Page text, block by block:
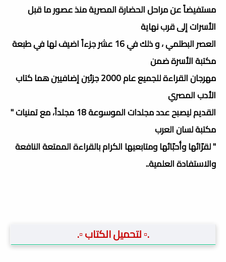
مستفيضاً عن مراحل الحضارة المصرية منذ عصور ما قبل
الأسرات إلى قرب نهاية
العصر البطلمي ، و ذلك في 16 عشر جزءاً اضيف لها في طبعة
مكتبة الأسرة ضمن
مهرجان القراءة للجميع عام 2000 جزئين إضافيين هما كتاب
الأدب المصري
القديم ليصبح عدد مجلدات الموسوعة 18 مجلداً، مع تمنيات "
مكتبة لسان العرب
" لقرّائها وأحبّائها ومتابعيها الكرام بالقراءة الممتعة النافعة
والاستفادة العلمية..
.▫️ لتحميل الكتاب ▫️.